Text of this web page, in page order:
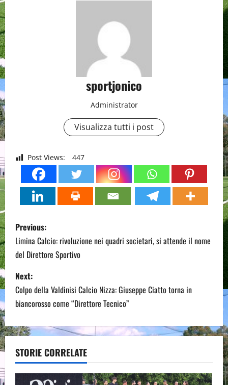
sportjonico
Administrator
Visualizza tutti i post
Post Views: 447
P
o
s
t
n
a
v
i
Previous:
Limina Calcio: rivoluzione nei quadri societari, si attende il nome
del Direttore Sportivo
Next:
Colpo della Valdinisi Calcio Nizza: Giuseppe Ciatto torna in
biancorosso come “Direttore Tecnico”
STORIE CORRELATE